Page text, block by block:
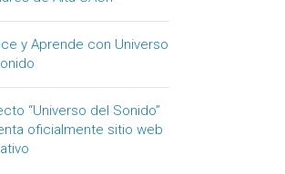
y Aprende con Universo
“Universo del Sonido”
oficialmente sitio web